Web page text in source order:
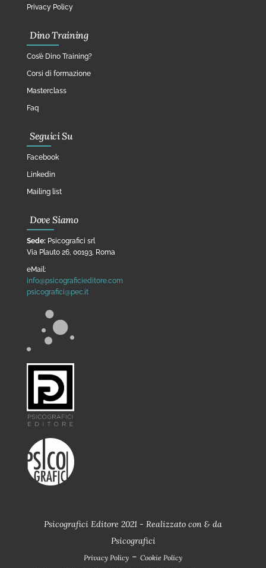
Privacy Policy
Dino Training
Cos’è Dino Training?
Corsi di formazione
Masterclass
Faq
Seguici Su
Facebook
Linkedin
Mailing list
Dove Siamo
Sede: Psicografici srl
Via Plauto 26, 00193, Roma
eMail:
info@psicograficieditore.com
psicografici@pec.it
Psicografici Editore 2021 - Realizzato con & da
Psicografici
Privacy Policy - Cookie Policy